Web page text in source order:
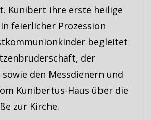
Kunibert ihre erste heilige
feierlicher Prozession
begleitet
der
den Messdienern und
Kunibertus-Haus über die
zur Kirche.